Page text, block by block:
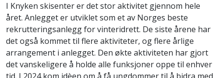
I Knyken skisenter er det stor aktivitet gjennom hele
året. Anlegget er utviklet som et av Norges beste
rekrutteringsanlegg for vinteridrett. De siste årene har
det også kommet til flere aktiviteter, og flere årlige
arrangement i anlegget. Den økte aktiviteten har gjort
det vanskeligere å holde alle funksjoner oppe til enhver